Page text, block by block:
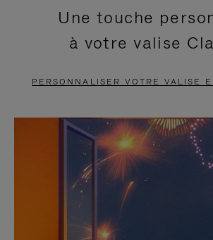
EN
PAUSE,
APPUYEZ
POUR
METTRE
PAUSE
VIDÉO
EST
DÉSACTIVÉ.
CLIQUER
POUR
RÉACTIVER
LE
SON
Une touche
à votre valise
PERSONNALISER VOTRE VALISE